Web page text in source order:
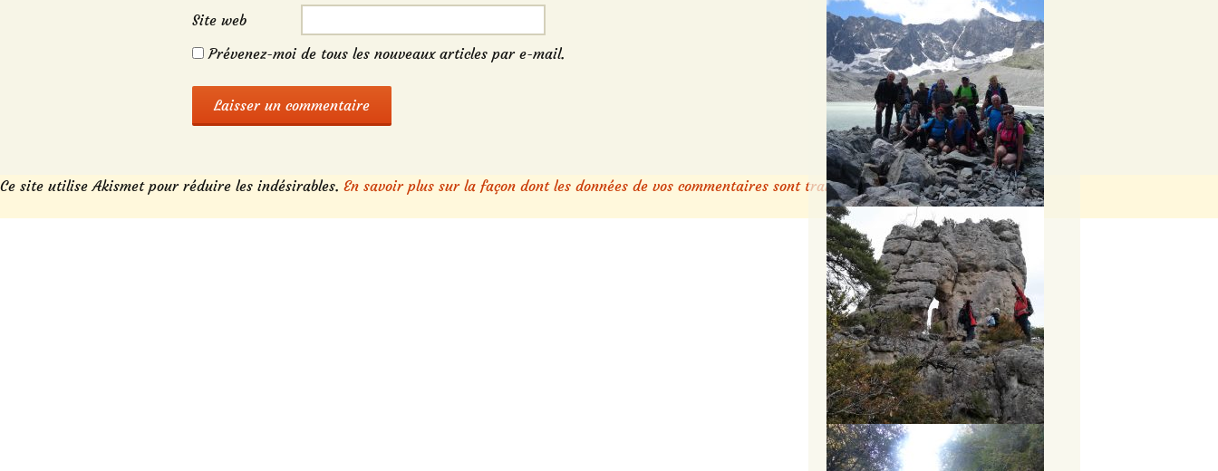
Site web
Prévenez-moi de tous les nouveaux articles par e-mail.
Ce site utilise Akismet pour réduire les indésirables. En savoir plus sur la façon dont les données de vos commentaires sont traitées.